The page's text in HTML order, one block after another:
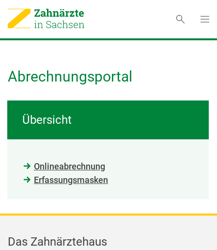
Abrechnungsportal
Übersicht
Onlineabrechnung
Erfassungsmasken
Das Zahnärztehaus